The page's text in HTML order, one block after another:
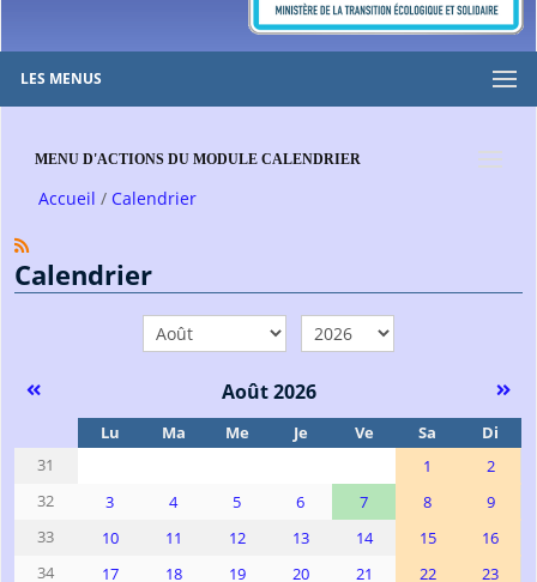
LES MENUS
MENU D'ACTIONS DU MODULE CALENDRIER
Accueil Calendrier
Calendrier
mois année
Août 2026
Lu Ma Me Je Ve Sa
Di
31
1
2
32
3 4 5 6 7 8
9
33
10 11 12 13 14 15
16
34
17 18 19 20 21 22 23